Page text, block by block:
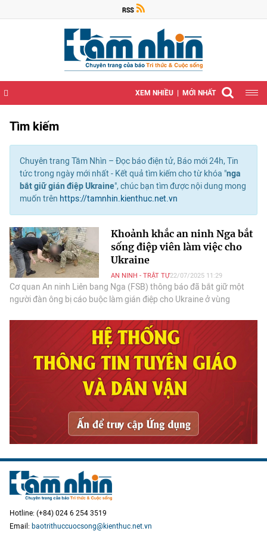
XEM NHIỀU MỚI NHẤT
Tìm kiếm
Chuyên trang Tầm Nhìn – Đọc báo điện tử, Báo mới 24h, Tin
tức trong ngày mới nhất - Kết quả tìm kiếm cho từ khóa "nga
bắt giữ gián điệp Ukraine", chúc bạn tìm được nội dung mong
muốn trên https://tamnhin.kienthuc.net.vn
Khoảnh khắc an ninh Nga bắt
sống điệp viên làm việc cho
Ukraine
AN NINH - TRẬT TỰ22/07/2025 11:29
Cơ quan An ninh Liên bang Nga (FSB) thông báo đã bắt giữ một
người đàn ông bị cáo buộc làm gián điệp cho Ukraine ở vùng
Hotline: (+84) 024 6 254 3519
Email: baotrithuccuocsong@kienthuc.net.vn